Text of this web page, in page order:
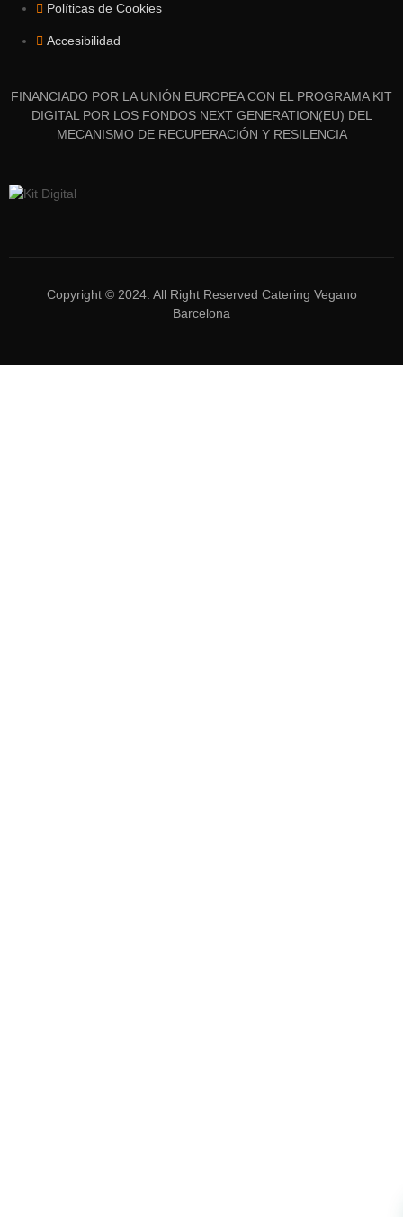
Políticas de Cookies
Accesibilidad
FINANCIADO POR LA UNIÓN EUROPEA CON EL PROGRAMA KIT
DIGITAL POR LOS FONDOS NEXT GENERATION(EU) DEL
MECANISMO DE RECUPERACIÓN Y RESILENCIA
Copyright © 2024. All Right Reserved Catering Vegano
Barcelona